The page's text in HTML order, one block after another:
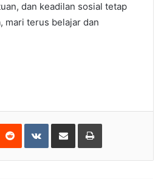
dan keadilan sosial tetap
mari terus belajar dan
Reddit VKontakte
Share via Email Print